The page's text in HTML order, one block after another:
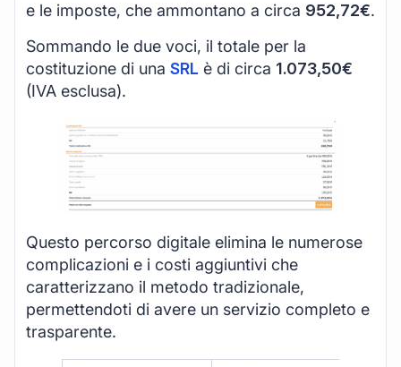
e le imposte, che ammontano a circa 952,72€.
Sommando le due voci, il totale per la
costituzione di una SRL è di circa 1.073,50€
(IVA esclusa).
Questo percorso digitale elimina le numerose
complicazioni e i costi aggiuntivi che
caratterizzano il metodo tradizionale,
permettendoti di avere un servizio completo e
trasparente.